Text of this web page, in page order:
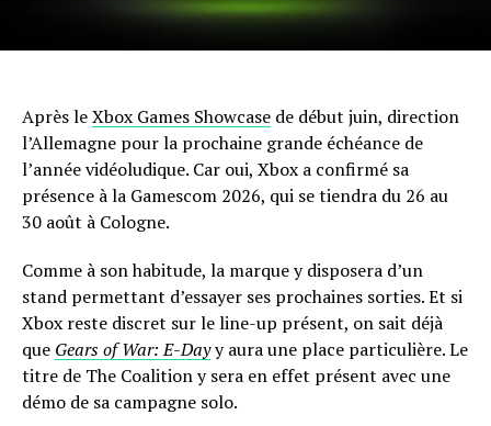
Après leXbox Games Showcase de début juin, direction
l’Allemagne pour la prochaine grande échéance de
l’année vidéoludique. Car oui, Xbox a confirmé sa
présence à la Gamescom 2026, qui se tiendra du 26 au
30 août à Cologne.
Comme à son habitude, la marque y disposera d’un
stand permettant d’essayer ses prochaines sorties. Et si
Xbox reste discret sur le line-up présent, on sait déjà
que Gears of War: E-Dayy aura une place particulière. Le
titre de The Coalition y sera en effet présent avec une
démo de sa campagne solo.